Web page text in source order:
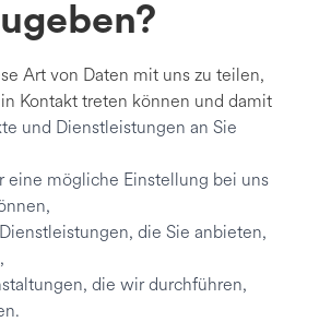
Art von Daten mit uns zu teilen,
Kontakt treten können und damit
und Dienstleistungen an Sie
eine mögliche Einstellung bei uns
die Sie anbieten,
die wir durchführen,